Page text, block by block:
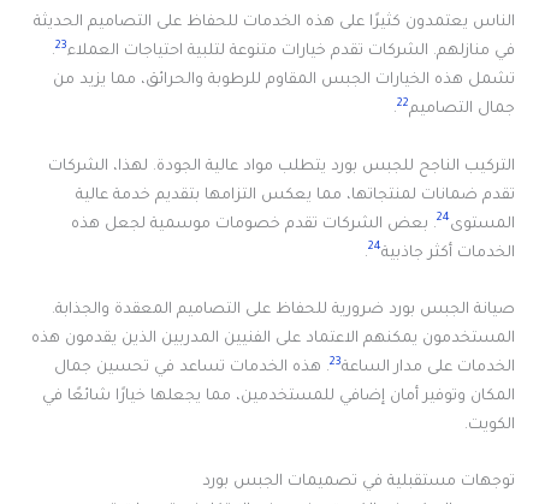
الناس يعتمدون كثيرًا على هذه الخدمات للحفاظ على التصاميم الحديثة
في منازلهم. الشركات تقدم خيارات متنوعة لتلبية احتياجات العملاء23
.
تشمل هذه الخيارات الجبس المقاوم للرطوبة والحرائق، مما يزيد من
جمال التصاميم22
.
التركيب الناجح للجبس بورد يتطلب مواد عالية الجودة. لهذا، الشركات
تقدم ضمانات لمنتجاتها، مما يعكس التزامها بتقديم خدمة عالية
المستوى24. بعض الشركات تقدم خصومات موسمية لجعل هذه
الخدمات أكثر جاذبية24
.
صيانة الجبس بورد ضرورية للحفاظ على التصاميم المعقدة والجذابة.
المستخدمون يمكنهم الاعتماد على الفنيين المدربين الذين يقدمون هذه
الخدمات على مدار الساعة23. هذه الخدمات تساعد في تحسين جمال
المكان وتوفير أمان إضافي للمستخدمين، مما يجعلها خيارًا شائعًا في
الكويت.
توجهات مستقبلية في تصميمات الجبس بورد